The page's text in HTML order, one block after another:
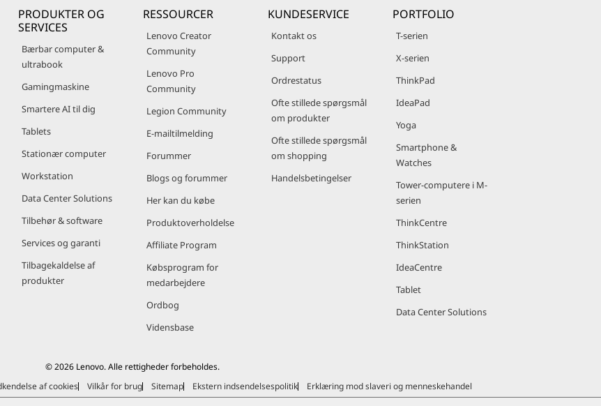
PRODUKTER OG
SERVICES
Bærbar computer &
ultrabook
Gamingmaskine
Smartere AI til dig
Tablets
Stationær computer
Workstation
Data Center Solutions
Tilbehør & software
Services og garanti
Tilbagekaldelse af
produkter
RESSOURCER
Lenovo Creator
Community
Lenovo Pro
Community
Legion Community
E-mailtilmelding
Forummer
Blogs og forummer
Her kan du købe
Produktoverholdelse
Affiliate Program
Købsprogram for
medarbejdere
Ordbog
Vidensbase
KUNDESERVICE
Kontakt os
Support
Ordrestatus
Ofte stillede spørgsmål
om produkter
Ofte stillede spørgsmål
om shopping
Handelsbetingelser
PORTFOLIO
T-serien
X-serien
ThinkPad
IdeaPad
Yoga
Smartphone &
Watches
Tower-computere i M-
serien
ThinkCentre
ThinkStation
IdeaCentre
Tablet
Data Center Solutions
© 2026 Lenovo. Alle rettigheder forbeholdes.
af cookies Vilkår for brug Sitemap Ekstern indsendelsespolitik Erklæring mod slaveri og menneskehandel